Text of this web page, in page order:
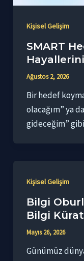
Kişisel Gelişim
SMART
Ağustos 2, 2026
Bir hedef
olacağım” ya
gideceğim”
Kişisel Gelişim
Bilgi
Bilgi
Mayıs 26, 2026
Günümüz